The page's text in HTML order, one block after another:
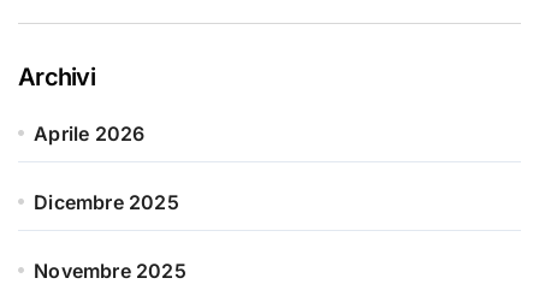
Archivi
Aprile 2026
Dicembre 2025
Novembre 2025